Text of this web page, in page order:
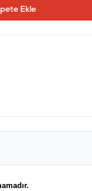
Ekle